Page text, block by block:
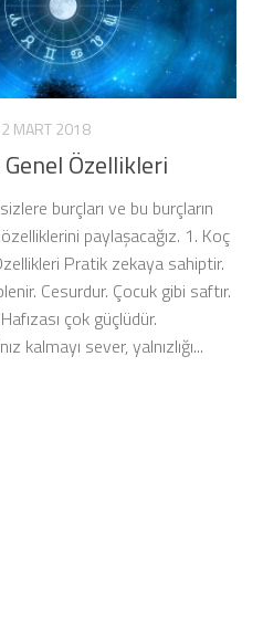
2 MART 2018
Özellikleri
burçları ve bu burçların
paylaşacağız. 1. Koç
Pratik zekaya sahiptir.
Cesurdur. Çocuk gibi saftır.
çok güçlüdür.
kalmayı sever, yalnızlığı...